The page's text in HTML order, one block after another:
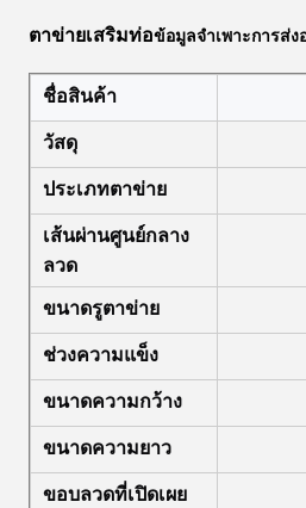
ตาข่ายเสริมท่อข้อมูลจำเพาะการส่ง
ชื่อสินค้า
วัสดุ
ประเภทตาข่าย
เส้นผ่านศูนย์กลาง
ลวด
ขนาดรูตาข่าย
ช่วงความแข็ง
ขนาดความกว้าง
ขนาดความยาว
ขอบลวดที่เปิดเผย